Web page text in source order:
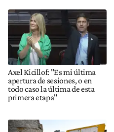
Axel Kicillof: "Es mi última
apertura de sesiones, o en
todo caso la última de esta
primera etapa"